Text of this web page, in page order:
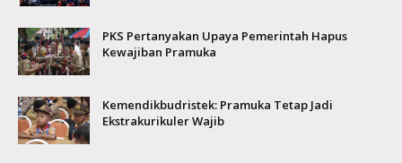
PKS Pertanyakan Upaya Pemerintah Hapus
Kewajiban Pramuka
Kemendikbudristek: Pramuka Tetap Jadi
Ekstrakurikuler Wajib